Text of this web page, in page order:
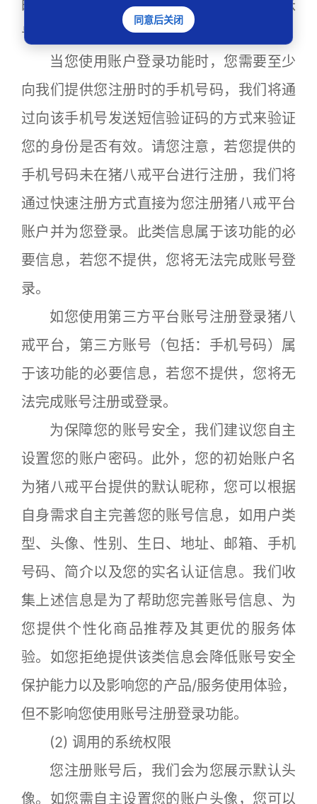
的必要信息，若您不提供，您将无法完成账
号注册。
当您使用账户登录功能时，您需要至少
向我们提供您注册时的手机号码，我们将通
过向该手机号发送短信验证码的方式来验证
您的身份是否有效。请您注意，若您提供的
手机号码未在猪八戒平台进行注册，我们将
通过快速注册方式直接为您注册猪八戒平台
账户并为您登录。此类信息属于该功能的必
要信息，若您不提供，您将无法完成账号登
录。
如您使用第三方平台账号注册登录猪八
戒平台，第三方账号（包括：手机号码）属
于该功能的必要信息，若您不提供，您将无
法完成账号注册或登录。
为保障您的账号安全，我们建议您自主
设置您的账户密码。此外，您的初始账户名
为猪八戒平台提供的默认昵称，您可以根据
自身需求自主完善您的账号信息，如用户类
型、头像、性别、生日、地址、邮箱、手机
号码、简介以及您的实名认证信息。我们收
集上述信息是为了帮助您完善账号信息、为
您提供个性化商品推荐及其更优的服务体
验。如您拒绝提供该类信息会降低账号安全
保护能力以及影响您的产品/服务使用体验，
但不影响您使用账号注册登录功能。
(2) 调用的系统权限
您注册账号后，我们会为您展示默认头
像。如您需自主设置您的账户头像，您可以
同意后关闭